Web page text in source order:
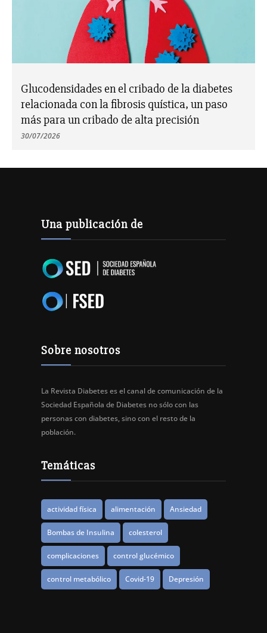
Glucodensidades en el cribado de la diabetes
relacionada con la fibrosis quística, un paso
más para un cribado de alta precisión
30/07/2026
Una publicación de
Sobre nosotros
La Revista Diabetes es el canal de comunicación de la
Sociedad Española de Diabetes no sólo con las
personas con diabetes, sino con el resto de la
población.
Temáticas
actividad física alimentación Ansiedad
Bombas de Insulina colesterol
complicaciones control glucémico
control metabólico Covid-19 Depresión